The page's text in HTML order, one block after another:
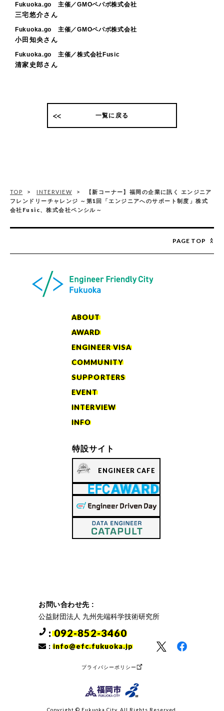
Fukuoka.go 主催／GMOペパボ株式会社
三宅悠介さん
Fukuoka.go 主催／GMOペパボ株式会社
小田知央さん
Fukuoka.go 主催／株式会社Fusic
清家史郎さん
一覧に戻る
TOP INTERVIEW
【新コーナー】福岡の企業に訊く エンジニア
フレンドリーチャレンジ ～第1回「エンジニアへのサポート制度」株式
会社Fusic、株式会社ペンシル～
PAGE TOP
ABOUT
AWARD
ENGINEER VISA
COMMUNITY
SUPPORTERS
EVENT
INTERVIEW
INFO
お問い合わせ先 :
公益財団法人 九州先端科学技術研究所
: 092-852-3460
:info@efc.fukuoka.jp
プライバシーポリシー
特設サイト
ENGINEER CAFE
Copyright ©︎ Fukuoka City. All Rights Reserved.